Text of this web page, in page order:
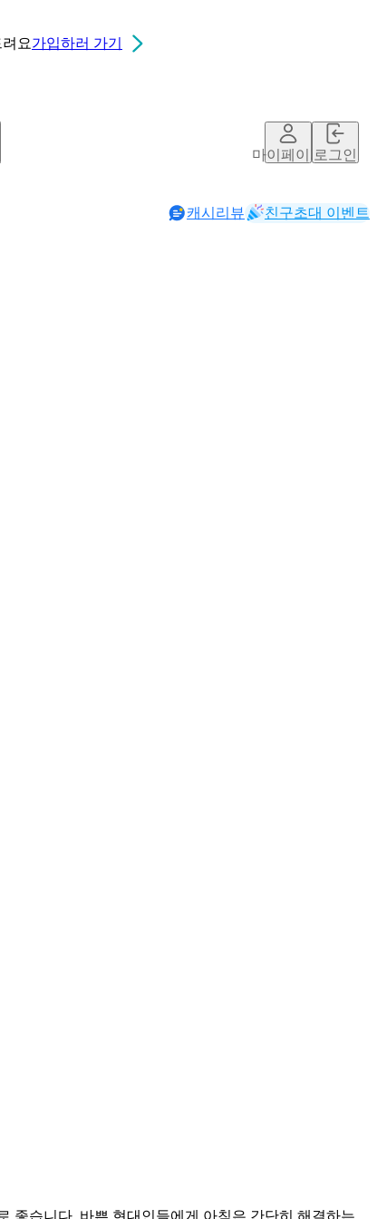
려요가입하러 가기
마이페이지로그인
캐시리뷰 친구초대 이벤트
좋습니다. 바쁜 현대인들에게 아침은 간단히 해결하는